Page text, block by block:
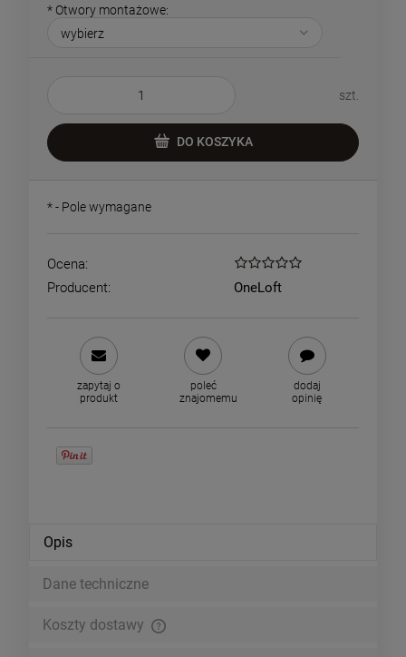
* Otwory montażowe:
szt.
DO KOSZYKA
*- Pole wymagane
Ocena:
Producent:
OneLoft
zapytaj o
produkt
poleć
znajomemu
dodaj
opinię
Opis
Dane techniczne
Koszty dostawy